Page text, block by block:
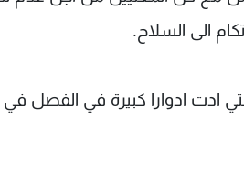
الى السلاح.
ادت ادوارا كبيرة في الفصل في